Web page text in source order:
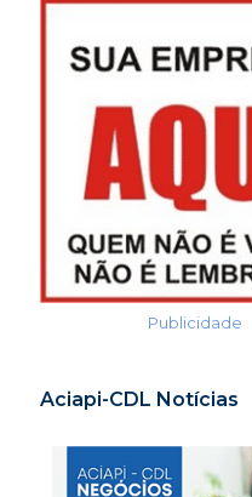
Publicidade
Aciapi-CDL Notícias